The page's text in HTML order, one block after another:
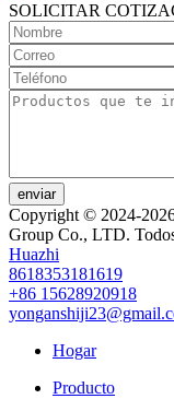
SOLICITAR
enviar
Copyright © 2024-
Group Co., LTD.
Huazhi
8618353181619
+86 15628920918
Hogar
Producto